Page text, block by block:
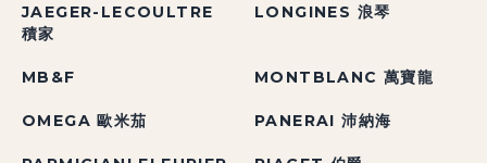
JAEGER-LECOULTRE
積家
LONGINES 浪琴
MB&F MONTBLANC 萬寶龍
OMEGA 歐米茄 PANERAI 沛納海